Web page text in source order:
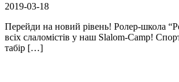
2019-03-18
Перейди на новий рівень! Ролер-школа
всіх слаломістів у наш Slalom-Camp!
табір […]